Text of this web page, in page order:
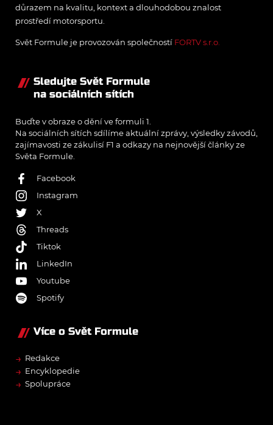
důrazem na kvalitu, kontext a dlouhodobou znalost
prostředí motorsportu.
Svět Formule je provozován společností FORTV s.r.o.
Sledujte Svět Formule
na sociálních sítích
Buďte v obraze o dění ve formuli 1.
Na sociálních sítích sdílíme aktuální zprávy, výsledky závodů,
zajímavosti ze zákulisí F1 a odkazy na nejnovější články ze
Světa Formule.
Facebook
Instagram
X
Threads
Tiktok
LinkedIn
Youtube
Spotify
Více o Svět Formule
→ Redakce
→ Encyklopedie
→ Spolupráce